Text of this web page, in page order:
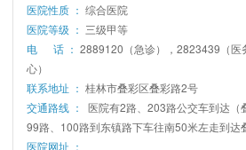
医院性质 ： 综合医院
医院等级 ： 三级甲等
电 话 ： 2889120（急诊），2823439（
心）
联系地址 ： 桂林市叠彩区叠彩路2号
交通路线 ：
医院有2路、203路公交车到达（
99路、100路到东镇路下车往南50米左走到达
医院网址 ：